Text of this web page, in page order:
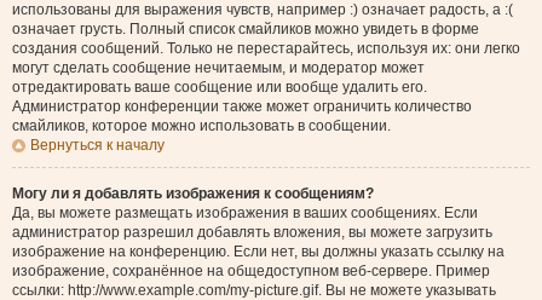
использованы для выражения чувств, например :) означает радость, а :(
означает грусть. Полный список смайликов можно увидеть в форме
создания сообщений. Только не перестарайтесь, используя их: они легко
могут сделать сообщение нечитаемым, и модератор может
отредактировать ваше сообщение или вообще удалить его.
Администратор конференции также может ограничить количество
смайликов, которое можно использовать в сообщении.
Вернуться к началу
Могу ли я добавлять изображения к сообщениям?
Да, вы можете размещать изображения в ваших сообщениях. Если
администратор разрешил добавлять вложения, вы можете загрузить
изображение на конференцию. Если нет, вы должны указать ссылку на
изображение, сохранённое на общедоступном веб-сервере. Пример
ссылки: http://www.example.com/my-picture.gif. Вы не можете указывать